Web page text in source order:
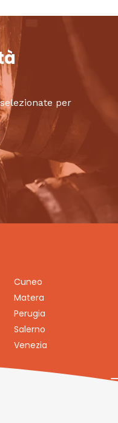
per
Cuneo
Matera
Perugia
Salerno
Venezia